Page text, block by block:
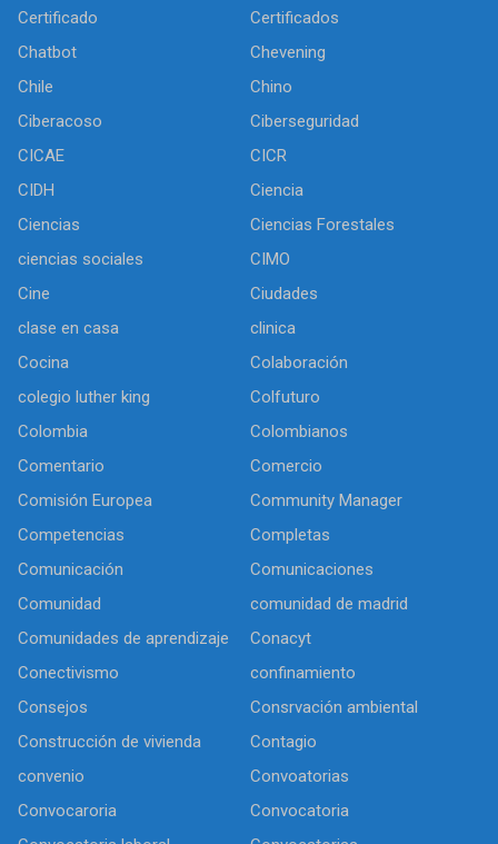
Certificado
Certificados
Chatbot
Chevening
Chile
Chino
Ciberacoso
Ciberseguridad
CICAE
CICR
CIDH
Ciencia
Ciencias
Ciencias Forestales
ciencias sociales
CIMO
Cine
Ciudades
clase en casa
clinica
Cocina
Colaboración
colegio luther king
Colfuturo
Colombia
Colombianos
Comentario
Comercio
Comisión Europea
Community Manager
Competencias
Completas
Comunicación
Comunicaciones
Comunidad
comunidad de madrid
Comunidades de aprendizaje
Conacyt
Conectivismo
confinamiento
Consejos
Consrvación ambiental
Construcción de vivienda
Contagio
convenio
Convoatorias
Convocaroria
Convocatoria